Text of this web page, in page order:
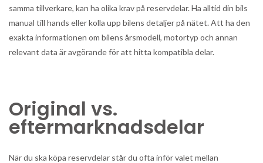
samma tillverkare, kan ha olika krav på reservdelar. Ha alltid din bils
manual till hands eller kolla upp bilens detaljer på nätet. Att ha den
exakta informationen om bilens årsmodell, motortyp och annan
relevant data är avgörande för att hitta kompatibla delar.
Original vs.
eftermarknadsdelar
När du ska köpa reservdelar står du ofta inför valet mellan